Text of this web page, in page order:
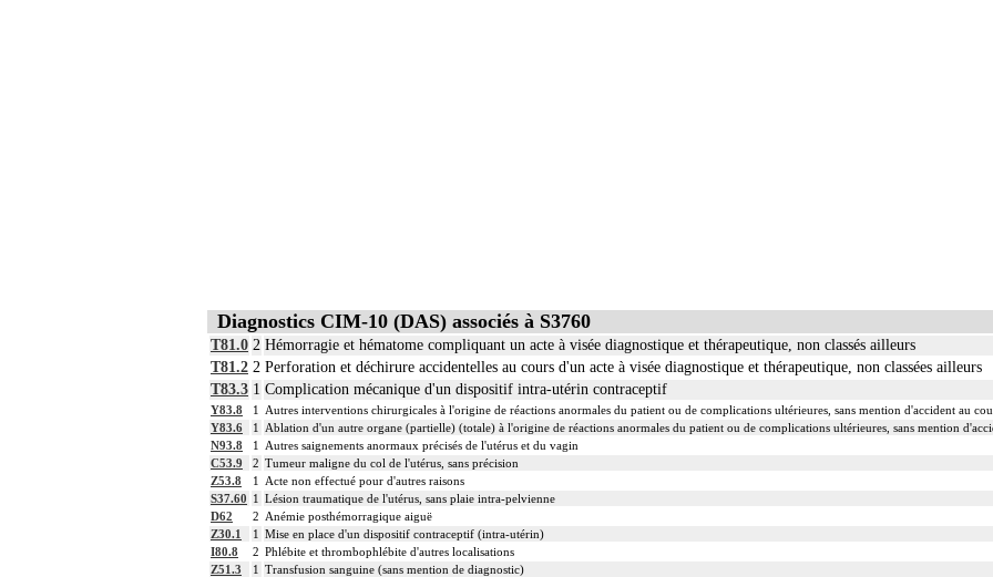
Diagnostics CIM-10 (DAS) associés à S3760
T81.0 2 Hémorragie et hématome compliquant un acte à visée diagnostique et thérapeutique, non classés ailleurs
T81.2 2 Perforation et déchirure accidentelles au cours d'un acte à visée diagnostique et thérapeutique, non classées ailleurs
T83.3 1 Complication mécanique d'un dispositif intra-utérin contraceptif
Y83.8 1
Autres interventions chirurgicales à l'origine de réactions anormales du patient ou de complications ultérieures, sans mention d'accident au
Y83.6
1
Ablation d'un autre organe (partielle) (totale) à l'origine de réactions anormales du patient ou de complications ultérieures, sans mention
N93.8
1
Autres saignements anormaux précisés de l'utérus et du vagin
C53.9
2 Tumeur maligne du col de l'utérus, sans précision
Z53.8
1
Acte non effectué pour d'autres raisons
S37.60 1 Lésion traumatique de l'utérus, sans plaie intra-pelvienne
D62
2 Anémie posthémorragique aiguë
Z30.1
1 Mise en place d'un dispositif contraceptif (intra-utérin)
I80.8
2 Phlébite et thrombophlébite d'autres localisations
Z51.3
1 Transfusion sanguine (sans mention de diagnostic)